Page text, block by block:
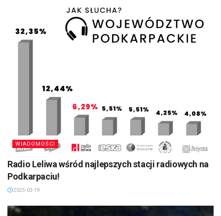
WIADOMOŚCI
Radio Leliwa wśród najlepszych stacji radiowych na
Podkarpaciu!
2025-03-19